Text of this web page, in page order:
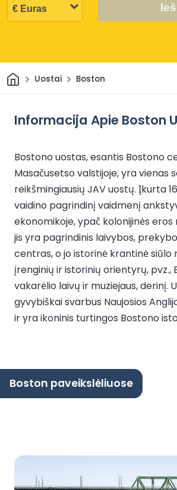
Pradžia
Uostai Boston
Informacija Apie Boston
Bostono uostas, esantis Bostono
Masačusetso valstijoje, yra vienas
reikšmingiausių JAV uostų. Įkurta
vaidino pagrindinį vaidmenį
ekonomikoje, ypač kolonijinės eros
jis yra pagrindinis laivybos,
centras, o jo istorinė krantinė siūlo
įrenginių ir istorinių orientyrų, pvz.,
vakarėlio laivų ir muziejaus, derinį.
gyvybiškai svarbus Naujosios
ir yra ikoninis turtingos Bostono
Boston paveikslėliuose